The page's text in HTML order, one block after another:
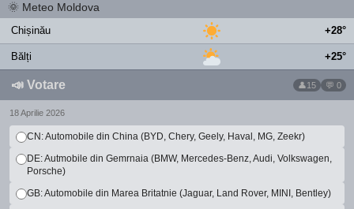
🌞 Meteo Moldova
Chișinău +28°
Bălți +25°
📣 Votare 15 💬 0
18 Aprilie 2026
CN: Automobile din China (BYD, Chery, Geely, Haval, MG, Zeekr)
DE: Autmobile din Gemrnaia (BMW, Mercedes-Benz, Audi, Volkswagen,
Porsche)
GB: Automobile din Marea Britatnie (Jaguar, Land Rover, MINI, Bentley)